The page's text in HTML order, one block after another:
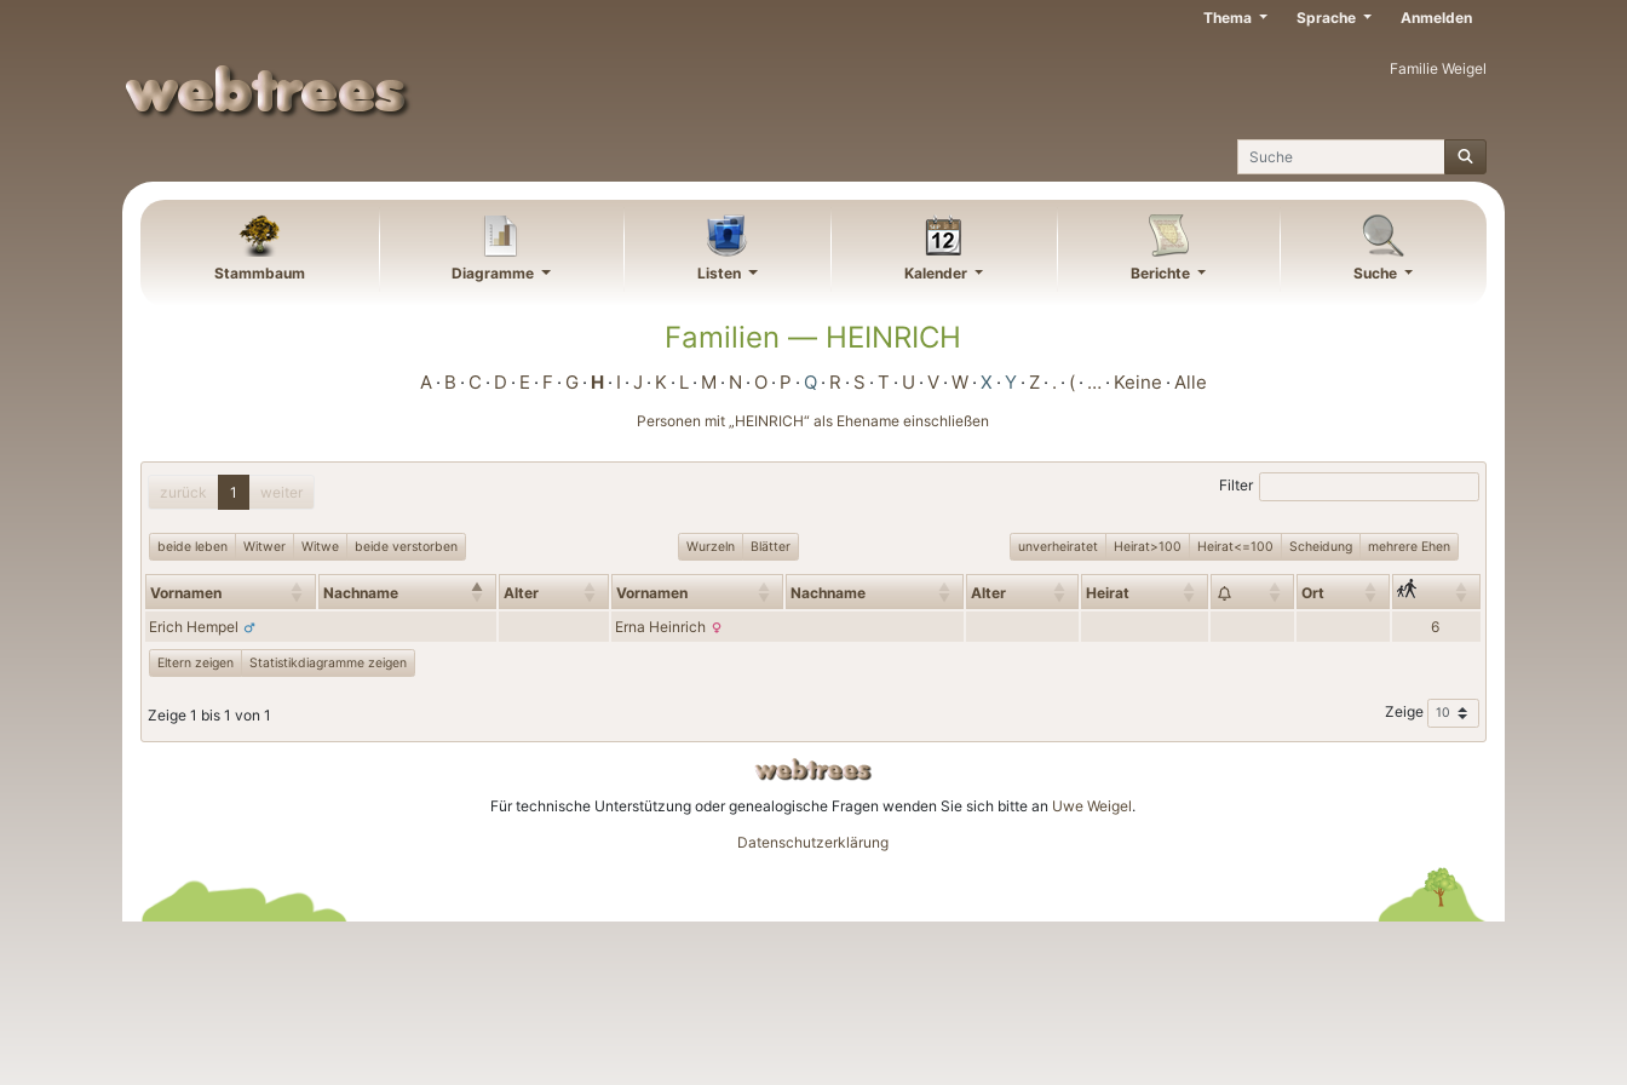
Familie Weigel
Suche
Thema Sprache Anmelden
Stammbaum Diagramme Listen Kalender Berichte Suche
Familien — HEINRICH
A B C D E F G H I J K L M N O P Q R S T U V W X Y Z . ( … Keine Alle
Personen mit „HEINRICH“ als Ehename einschließen
zurück 1 weiter Filter
beide leben Witwer Witwe beide verstorben Wurzeln Blätter unverheiratet Heirat>100 Heirat<=100 Scheidung mehrere Ehen
Vornamen Nachname Alter Vornamen Nachname Alter Heirat
Ort
Erich Hempel Erna Heinrich 6
Eltern zeigen Statistikdiagramme zeigen
Zeige 1 bis 1 von 1 Zeige
Für technische Unterstützung oder genealogische Fragen wenden Sie sich bitte an Uwe Weigel.
Datenschutzerklärung